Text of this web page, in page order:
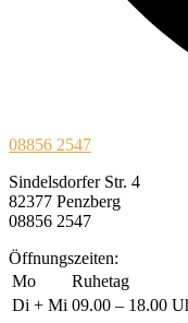
08856 2547
Sindelsdorfer Str. 4
82377 Penzberg
08856 2547
Öffnungszeiten:
Mo
Ruhetag
Di + Mi 09.00 – 18.00